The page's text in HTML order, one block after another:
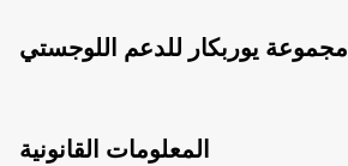
مجموعة يوربكار للدعم اللوجستي
المعلومات القانونية